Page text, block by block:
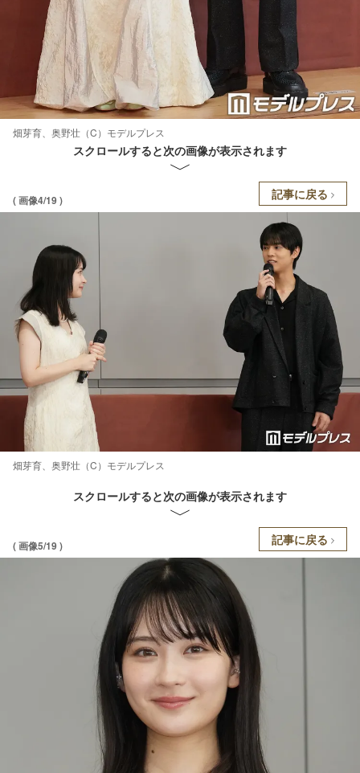
畑芽育、奥野壮（C）モデルプレス
スクロールすると次の画像が表示されます
( 画像4/19 ) 記事に戻る
畑芽育、奥野壮（C）モデルプレス
スクロールすると次の画像が表示されます
( 画像5/19 ) 記事に戻る